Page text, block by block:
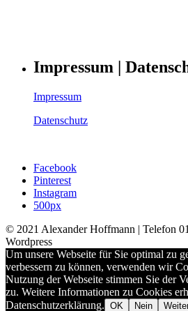
Impressum |
Impressum
Datenschutz
Facebook
Pinterest
Instagram
500px
© 2021 Alexander Hoffmann | Telefon
Wordpress
Um unsere Webseite für Sie optimal zu
verbessern zu können, verwenden wir
Nutzung der Webseite stimmen Sie der
zu. Weitere Informationen zu Cookies
Datenschutzerklärung. OK Nein